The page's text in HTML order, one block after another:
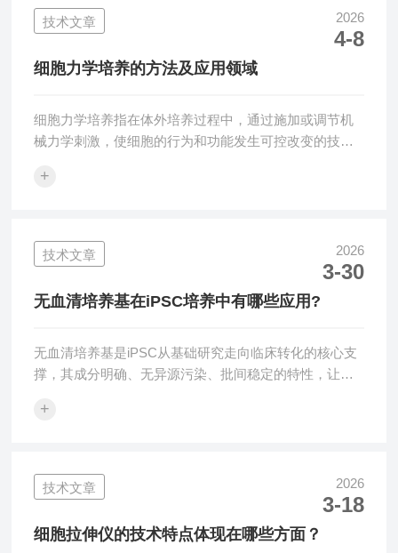
需氨基酸（如谷氨酰胺）缺乏导致增殖停滞；
GlutaMAX™比普通L-谷氨酰胺更稳定维生素、无机盐、
缓冲体系：影响pH稳定、渗透压与酶活；DMEM/F12为
iPS通用基...
技术文章 2026
4-8
细胞力学培养的方法及应用领域
细胞力学培养指在体外培养过程中，通过施加或调节机
械力学刺激，使细胞的行为和功能发生可控改变的技
而力学培养能够模拟细胞在组织内的真实受力状态。细
用的力学培养方法：1.拉伸与压缩培养使用可伸缩的柔
性膜或微型力学装置，周期性或静态施加拉伸或压缩
力，可诱导心肌细胞、骨细胞及软骨细胞的功能化。2.
剪切力培养在血管内皮细胞研究中，通过流体动力学
+
技术文章 2026
3-30
无血清培养基在iPSC培养中有哪些应用?
无血清培养基是iPSC从基础研究走向临床转化的核心支
撑，其成分明确、无异源污染、批间稳定的特性，让它
临床申报等全流程中都有关键应用。一、iPSC高效重编
病毒/朊病毒的问题，是临床级iPSC制备的起点。化学重
编程：用小分子化合物组合（如B27、PY60等）完全替
代血清，直接从外周血、成纤维细胞高效诱导iPSC，重
编程效率更高、周期更...
+
技术文章 2026
3-18
细胞拉伸仪的技术特点体现在哪些方面？